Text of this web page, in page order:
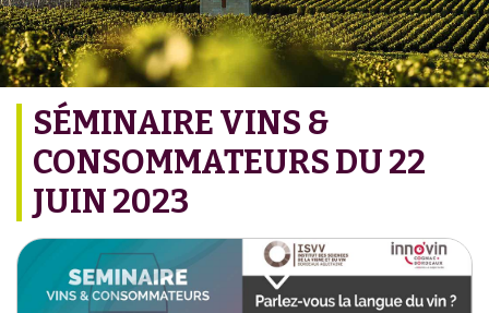
SÉMINAIRE VINS &
CONSOMMATEURS DU 22
JUIN 2023